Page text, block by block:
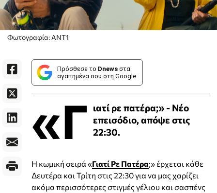
Φωτογραφία: ANT1
Πρόσθεσε το Dnews στα
αγαπημένα σου στη Google
«Γ ιατί ρε πατέρα;» - Νέο
επεισόδιο, απόψε στις
22:30.
Η κωμική σειρά «Γιατί Ρε Πατέρα;» έρχεται κάθε
Δευτέρα και Τρίτη στις 22:30 για να μας χαρίζει
ακόμα περισσότερες στιγμές γέλιου και σασπένς